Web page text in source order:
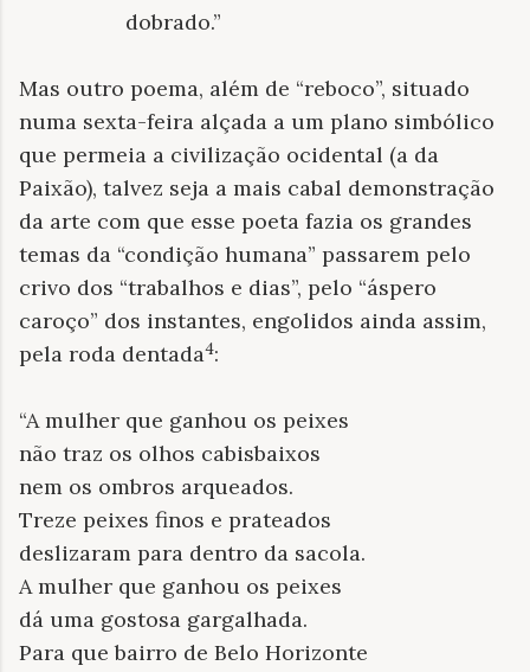
dobrado.”
Mas outro poema, além de “reboco”, situado
numa sexta-feira alçada a um plano simbólico
que permeia a civilização ocidental (a da
Paixão), talvez seja a mais cabal demonstração
da arte com que esse poeta fazia os grandes
temas da “condição humana” passarem pelo
crivo dos “trabalhos e dias”, pelo “áspero
caroço” dos instantes, engolidos ainda assim,
pela roda dentada4:
“A mulher que ganhou os peixes
não traz os olhos cabisbaixos
nem os ombros arqueados.
Treze peixes finos e prateados
deslizaram para dentro da sacola.
A mulher que ganhou os peixes
dá uma gostosa gargalhada.
Para que bairro de Belo Horizonte